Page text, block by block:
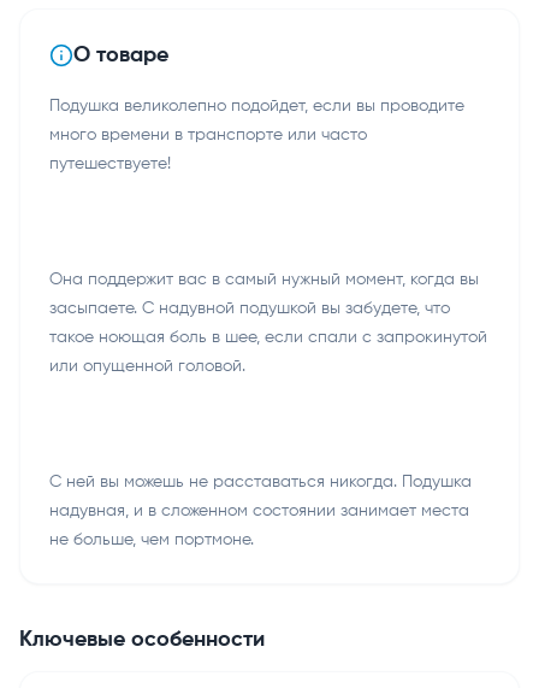
О товаре
Подушка великолепно подойдет, если вы проводите
много времени в транспорте или часто
путешествуете!
Она поддержит вас в самый нужный момент, когда вы
засыпаете. С надувной подушкой вы забудете, что
такое ноющая боль в шее, если спали с запрокинутой
или опущенной головой.
С ней вы можешь не расставаться никогда. Подушка
надувная, и в сложенном состоянии занимает места
не больше, чем портмоне.
Ключевые особенности